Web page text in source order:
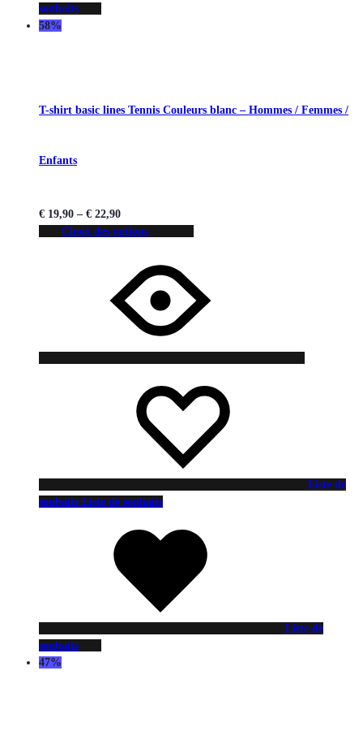
souhaits
58%
T-shirt basic lines Tennis Couleurs blanc – Hommes / Femmes /
Enfants
€ 19,90 – € 22,90
Choix des options
Liste de
souhaits Liste de souhaits
Liste de
souhaits
47%